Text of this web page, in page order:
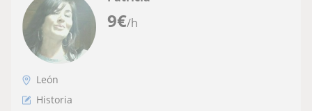
9€/h
León
Historia